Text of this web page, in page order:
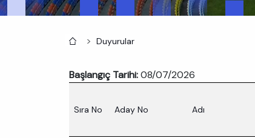
AnasayfaDuyurular
Başlangıç Tarihi:08/07/2026
Sıra No Aday No Adı